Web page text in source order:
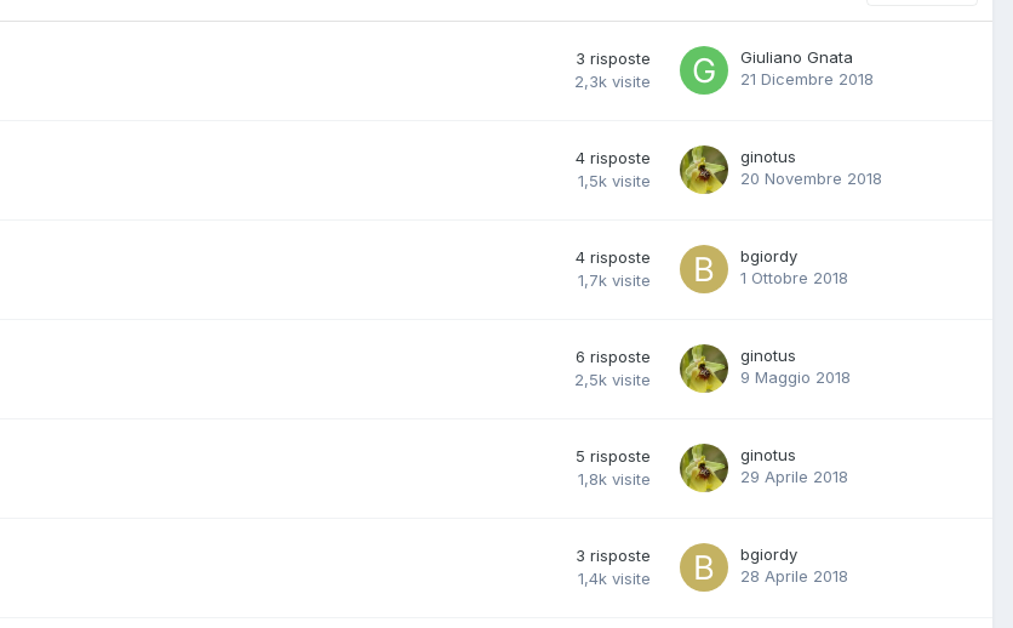
3 risposte
2,3k visite
Giuliano Gnata
21 Dicembre 2018
4 risposte
1,5k visite
ginotus
20 Novembre 2018
4 risposte
1,7k visite
bgiordy
1 Ottobre 2018
6 risposte
2,5k visite
ginotus
9 Maggio 2018
5 risposte
1,8k visite
ginotus
29 Aprile 2018
3 risposte
1,4k visite
bgiordy
28 Aprile 2018